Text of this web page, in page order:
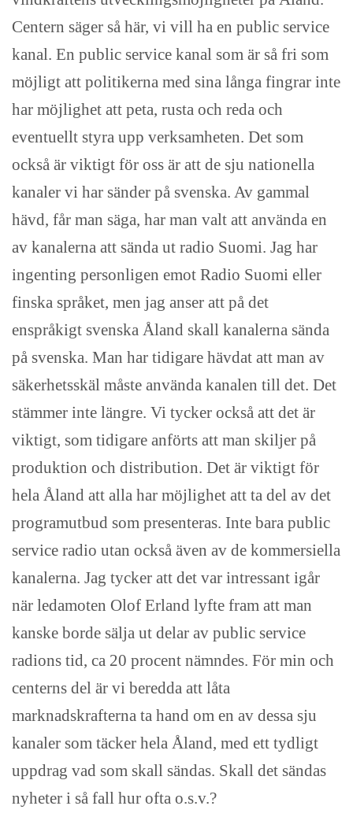
Centern säger så här, vi vill ha en public service
kanal. En public service kanal som är så fri som
möjligt att politikerna med sina långa fingrar inte
har möjlighet att peta, rusta och reda och
eventuellt styra upp verksamheten. Det som
också är viktigt för oss är att de sju nationella
kanaler vi har sänder på svenska. Av gammal
hävd, får man säga, har man valt att använda en
av kanalerna att sända ut radio Suomi. Jag har
ingenting personligen emot Radio Suomi eller
finska språket, men jag anser att på det
enspråkigt svenska Åland skall kanalerna sända
på svenska. Man har tidigare hävdat att man av
säkerhetsskäl måste använda kanalen till det. Det
stämmer inte längre. Vi tycker också att det är
viktigt, som tidigare anförts att man skiljer på
produktion och distribution. Det är viktigt för
hela Åland att alla har möjlighet att ta del av det
programutbud som presenteras. Inte bara public
service radio utan också även av de kommersiella
kanalerna. Jag tycker att det var intressant igår
när ledamoten Olof Erland lyfte fram att man
kanske borde sälja ut delar av public service
radions tid, ca 20 procent nämndes. För min och
centerns del är vi beredda att låta
marknadskrafterna ta hand om en av dessa sju
kanaler som täcker hela Åland, med ett tydligt
uppdrag vad som skall sändas. Skall det sändas
nyheter i så fall hur ofta o.s.v.?